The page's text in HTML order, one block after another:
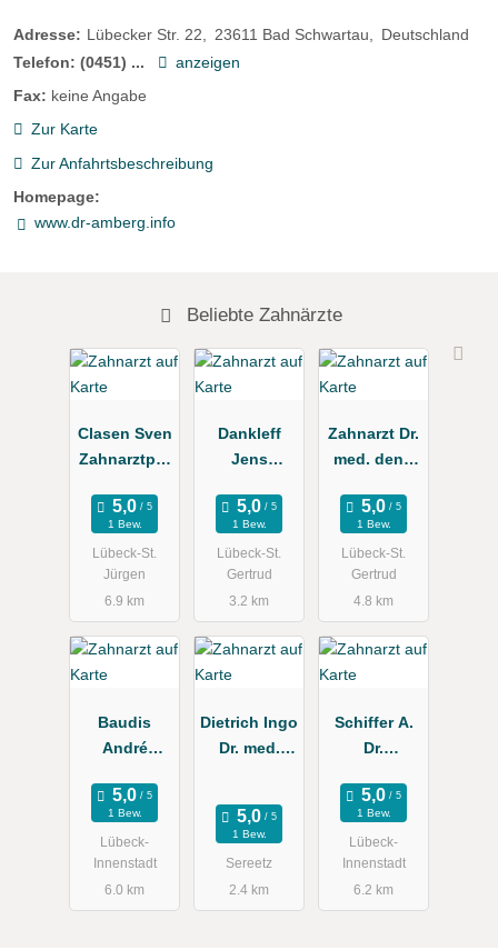
Adresse: Lübecker Str. 22 23611 Bad Schwartau
Deutschland
Telefon: (0451) ...
anzeigen
Fax: keine Angabe
Zur Karte
Zur Anfahrtsbeschreibung
Homepage:
www.dr-amberg.info
Beliebte Zahnärzte
Clasen Sven
Zahnarztpra
1 Bew.
Lübeck-St.
Jürgen
6.9 km
Dankleff
Jens
1 Bew.
Lübeck-St.
Gertrud
3.2 km
Zahnarzt Dr.
med. dent.
1 Bew.
Lübeck-St.
Gertrud
4.8 km
Baudis
André
1 Bew.
Lübeck-
Innenstadt
6.0 km
Dietrich Ingo
Dr. med.
1 Bew.
Sereetz
2.4 km
Schiffer A.
Dr.
äde
1 Bew.
Lübeck-
Innenstadt
6.2 km